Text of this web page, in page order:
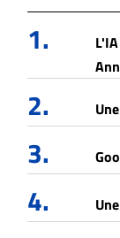
1.
2.
3.
4.